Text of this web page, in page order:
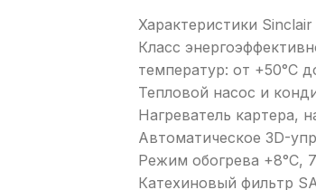
Характеристики
Класс
температур: от +50°C
Тепловой насос и
Нагреватель картера,
Автоматическое 3D-
Режим обогрева +8°C,
Катехиновый фильтр